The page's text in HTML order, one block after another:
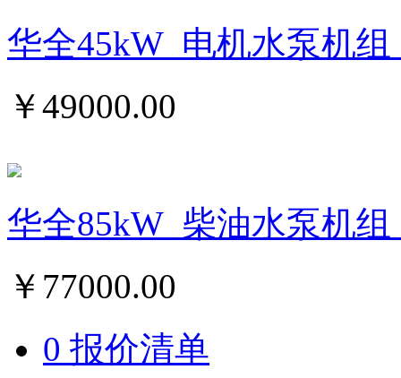
华全45kW_电机水泵机
￥49000.00
华全85kW_柴油水泵机
￥ 77000.00
0 报价清单